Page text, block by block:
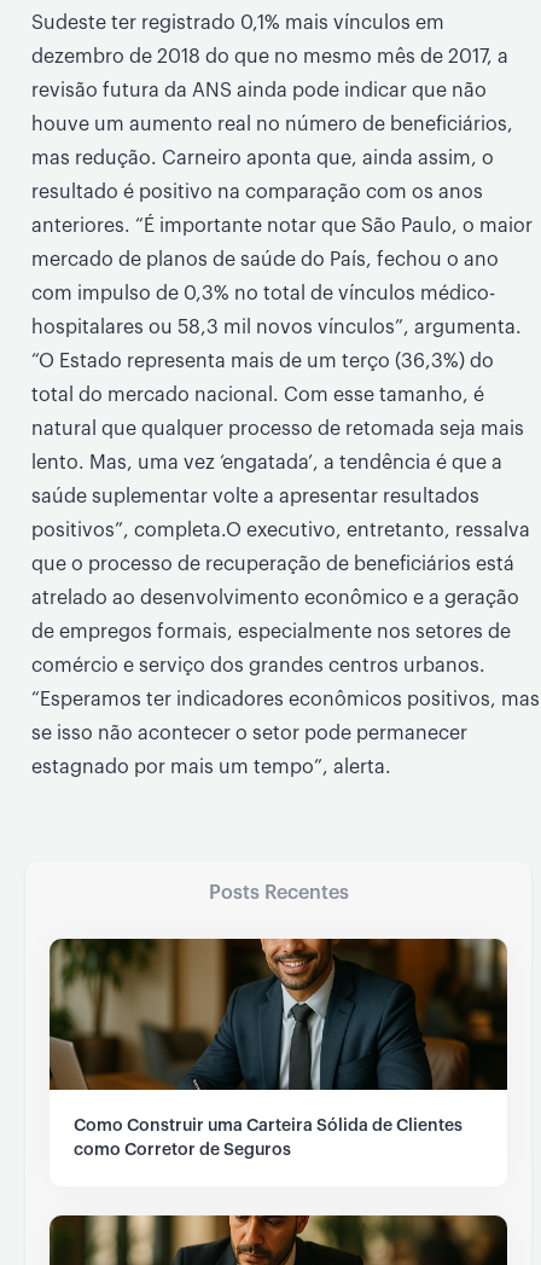
Sudeste ter registrado 0,1% mais vínculos em
dezembro de 2018 do que no mesmo mês de 2017, a
revisão futura da ANS ainda pode indicar que não
houve um aumento real no número de beneficiários,
mas redução. Carneiro aponta que, ainda assim, o
resultado é positivo na comparação com os anos
anteriores. “É importante notar que São Paulo, o maior
mercado de planos de saúde do País, fechou o ano
com impulso de 0,3% no total de vínculos médico-
hospitalares ou 58,3 mil novos vínculos”, argumenta.
“O Estado representa mais de um terço (36,3%) do
total do mercado nacional. Com esse tamanho, é
natural que qualquer processo de retomada seja mais
lento. Mas, uma vez ‘engatada’, a tendência é que a
saúde suplementar volte a apresentar resultados
positivos”, completa.O executivo, entretanto, ressalva
que o processo de recuperação de beneficiários está
atrelado ao desenvolvimento econômico e a geração
de empregos formais, especialmente nos setores de
comércio e serviço dos grandes centros urbanos.
“Esperamos ter indicadores econômicos positivos, mas
se isso não acontecer o setor pode permanecer
estagnado por mais um tempo”, alerta.
Posts Recentes
Como Construir uma Carteira Sólida de Clientes
como Corretor de Seguros